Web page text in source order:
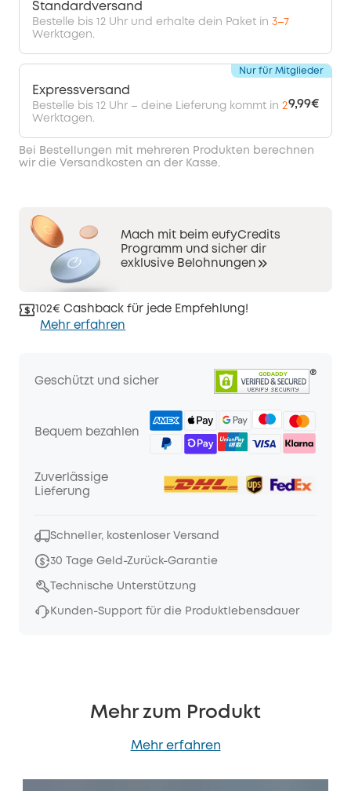
Standardversand
Bestelle bis 12 Uhr und erhalte dein Paket in 3–7
Werktagen.
Expressversand
Bestelle bis 12 Uhr – deine Lieferung kommt in 2
Werktagen.
9,99€
Nur für Mitglieder
Bei Bestellungen mit mehreren Produkten berechnen
wir die Versandkosten an der Kasse.
Mach mit beim eufyCredits
Programm und sicher dir
exklusive Belohnungen
102€ Cashback für jede Empfehlung!
Mehr erfahren
Geschützt und sicher
Bequem bezahlen
Zuverlässige
Lieferung
Schneller, kostenloser Versand
30 Tage Geld-Zurück-Garantie
Technische Unterstützung
Kunden-Support für die Produktlebensdauer
Mehr zum Produkt
Mehr erfahren